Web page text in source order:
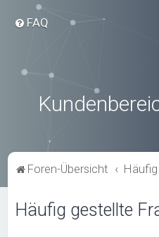
FAQ
Foren-Übersicht
Häufig gestellte